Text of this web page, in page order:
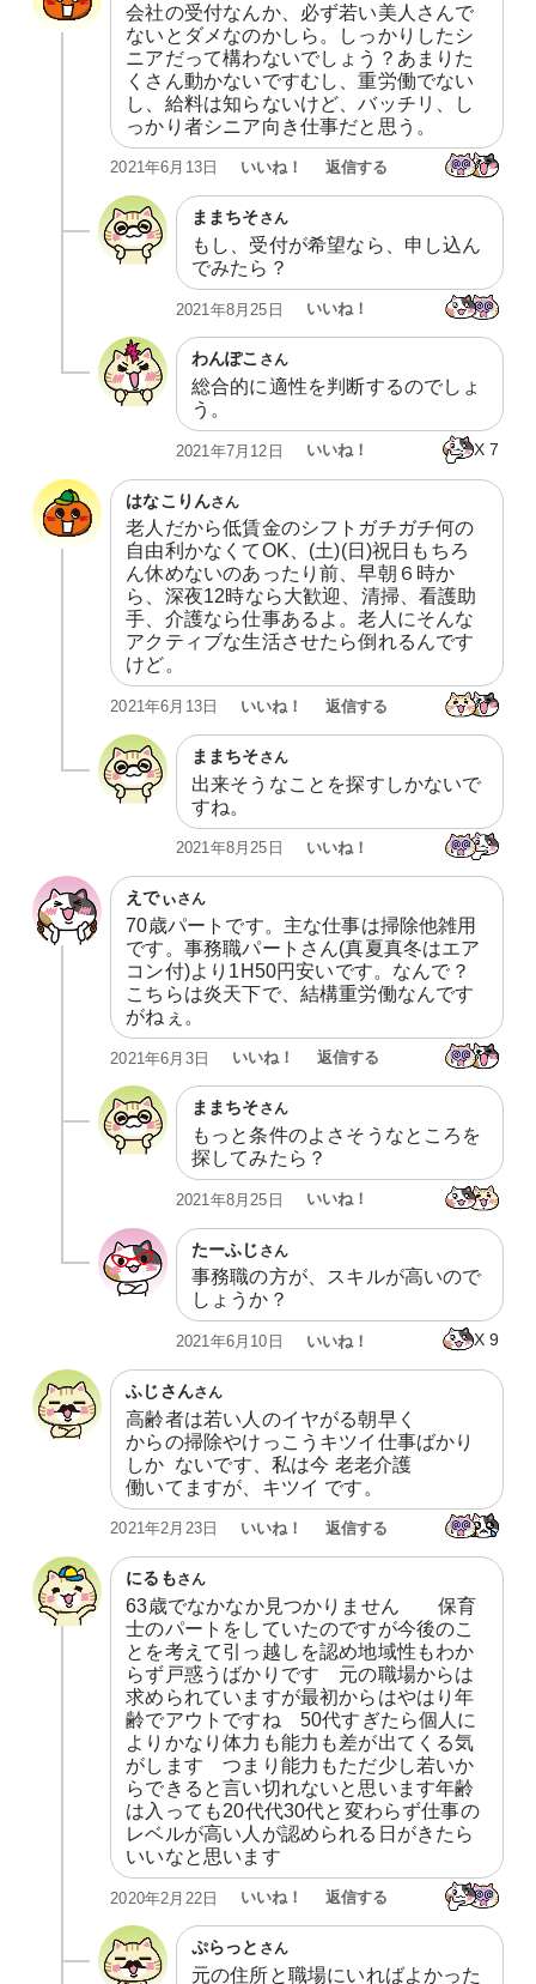
会社の受付なんか、必ず若い美人さんで
ないとダメなのかしら。しっかりしたシ
ニアだって構わないでしょう？あまりた
くさん動かないですむし、重労働でない
し、給料は知らないけど、バッチリ、し
っかり者シニア向き仕事だと思う。
2021年6月13日 いいね！ 返信する
ままちそさん
もし、受付が希望なら、申し込ん
でみたら？
2021年8月25日 いいね！
わんぽこ さん
総合的に適性を判断するのでしょ
う。
X7
2021年7月12日 いいね！
はなこりんさん
老人だから低賃金のシフトガチガチ何の
自由利かなくてOK、(土)(日)祝日もちろ
ん休めないのあったり前、早朝６時か
ら、深夜12時なら大歓迎、清掃、看護助
手、介護なら仕事あるよ。老人にそんな
アクティブな生活させたら倒れるんです
けど。
2021年6月13日 いいね！ 返信する
ままちそさん
出来そうなことを探すしかないで
すね。
2021年8月25日 いいね！
えでぃさん
70歳パートです。主な仕事は掃除他雑用
です。事務職パートさん(真夏真冬はエア
コン付)より1H50円安いです。なんで？
こちらは炎天下で、結構重労働なんです
がねぇ。
2021年6月3日 いいね！ 返信する
ままちそさん
もっと条件のよさそうなところを
探してみたら？
2021年8月25日 いいね！
たーふじ さん
事務職の方が、スキルが高いので
しょうか？
X9
2021年6月10日 いいね！
ふじさんさん
高齢者は若い人のイヤがる朝早く
からの掃除やけっこうキツイ仕事ばかり
しか  ないです、私は今 老老介護
働いてますが、キツイ です。
2021年2月23日 いいね！ 返信する
にるもさん
63歳でなかなか見つかりません　　保育
士のパートをしていたのですが今後のこ
とを考えて引っ越しを認め地域性もわか
らず戸惑うばかりです　元の職場からは
求められていますが最初からはやはり年
齢でアウトですね　50代すぎたら個人に
よりかなり体力も能力も差が出てくる気
がします　つまり能力もただ少し若いか
らできると言い切れないと思います年齢
は入っても20代代30代と変わらず仕事の
レベルが高い人が認められる日がきたら
いいなと思います
2020年2月22日 いいね！ 返信する
ぷらっと さん
元の住所と職場にいればよかった